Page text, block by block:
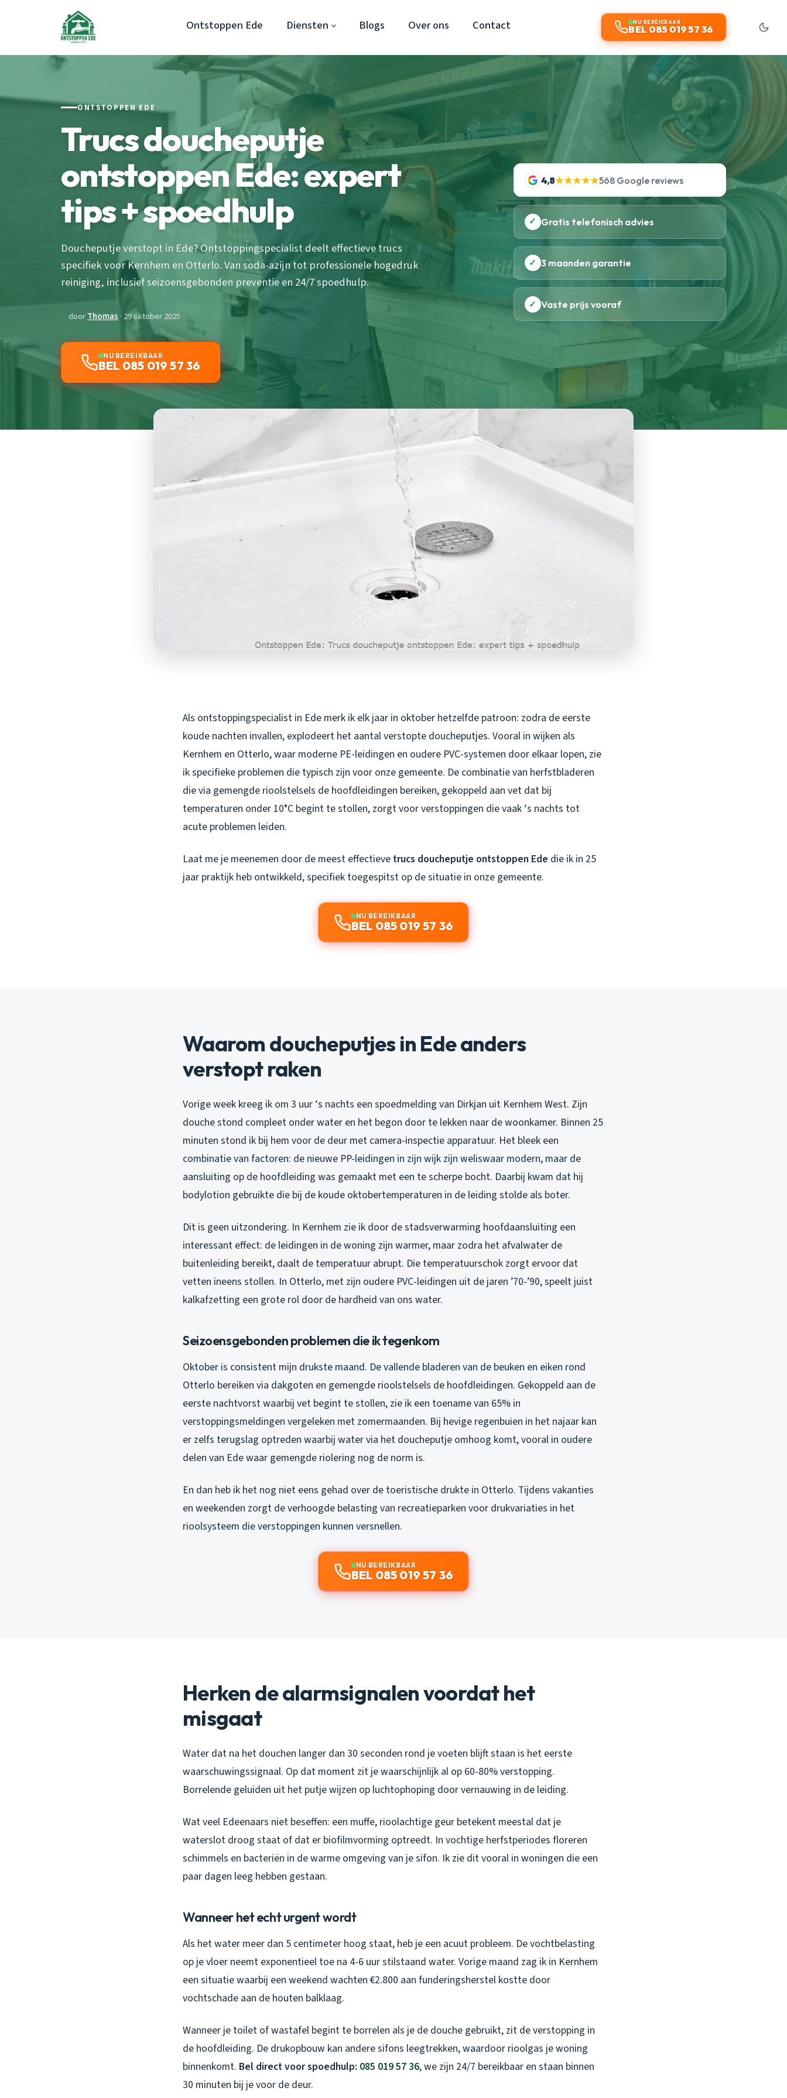
Ontstoppen Ede Diensten Blogs Over ons Contact NU BEREIKBAAR
BEL 085 019 57 36
ONTSTOPPEN EDE
Trucs doucheputje
ontstoppen Ede: expert
tips + spoedhulp
Doucheputje verstopt in Ede? Ontstoppingspecialist deelt effectieve trucs
specifiek voor Kernhem en Otterlo. Van soda-azijn tot professionele hogedruk
reiniging, inclusief seizoensgebonden preventie en 24/7 spoedhulp.
doorThomas · 29 oktober 2025
NU BEREIKBAAR
BEL 085 019 57 36
4,8★★★★★568 Google reviews
✓ Gratis telefonisch advies
✓ 3 maanden garantie
✓ Vaste prijs vooraf
Als ontstoppingspecialist in Ede merk ik elk jaar in oktober hetzelfde patroon: zodra de eerste
koude nachten invallen, explodeert het aantal verstopte doucheputjes. Vooral in wijken als
Kernhem en Otterlo, waar moderne PE-leidingen en oudere PVC-systemen door elkaar lopen, zie
ik specifieke problemen die typisch zijn voor onze gemeente. De combinatie van herfstbladeren
die via gemengde rioolstelsels de hoofdleidingen bereiken, gekoppeld aan vet dat bij
temperaturen onder 10°C begint te stollen, zorgt voor verstoppingen die vaak ‘s nachts tot
acute problemen leiden.
Laat me je meenemen door de meest effectieve trucs doucheputje ontstoppen Ede die ik in 25
jaar praktijk heb ontwikkeld, specifiek toegespitst op de situatie in onze gemeente.
NU BEREIKBAAR
BEL 085 019 57 36
Waarom doucheputjes in Ede anders
verstopt raken
Vorige week kreeg ik om 3 uur ‘s nachts een spoedmelding van Dirkjan uit Kernhem West. Zijn
douche stond compleet onder water en het begon door te lekken naar de woonkamer. Binnen 25
minuten stond ik bij hem voor de deur met camera-inspectie apparatuur. Het bleek een
combinatie van factoren: de nieuwe PP-leidingen in zijn wijk zijn weliswaar modern, maar de
aansluiting op de hoofdleiding was gemaakt met een te scherpe bocht. Daarbij kwam dat hij
bodylotion gebruikte die bij de koude oktobertemperaturen in de leiding stolde als boter.
Dit is geen uitzondering. In Kernhem zie ik door de stadsverwarming hoofdaansluiting een
interessant effect: de leidingen in de woning zijn warmer, maar zodra het afvalwater de
buitenleiding bereikt, daalt de temperatuur abrupt. Die temperatuurschok zorgt ervoor dat
vetten ineens stollen. In Otterlo, met zijn oudere PVC-leidingen uit de jaren ’70-’90, speelt juist
kalkafzetting een grote rol door de hardheid van ons water.
Seizoensgebonden problemen die ik tegenkom
Oktober is consistent mijn drukste maand. De vallende bladeren van de beuken en eiken rond
Otterlo bereiken via dakgoten en gemengde rioolstelsels de hoofdleidingen. Gekoppeld aan de
eerste nachtvorst waarbij vet begint te stollen, zie ik een toename van 65% in
verstoppingsmeldingen vergeleken met zomermaanden. Bij hevige regenbuien in het najaar kan
er zelfs terugslag optreden waarbij water via het doucheputje omhoog komt, vooral in oudere
delen van Ede waar gemengde riolering nog de norm is.
En dan heb ik het nog niet eens gehad over de toeristische drukte in Otterlo. Tijdens vakanties
en weekenden zorgt de verhoogde belasting van recreatieparken voor drukvariaties in het
rioolsysteem die verstoppingen kunnen versnellen.
NU BEREIKBAAR
BEL 085 019 57 36
Herken de alarmsignalen voordat het
misgaat
Water dat na het douchen langer dan 30 seconden rond je voeten blijft staan is het eerste
waarschuwingssignaal. Op dat moment zit je waarschijnlijk al op 60-80% verstopping.
Borrelende geluiden uit het putje wijzen op luchtophoping door vernauwing in de leiding.
Wat veel Edeenaars niet beseffen: een muffe, rioolachtige geur betekent meestal dat je
waterslot droog staat of dat er biofilmvorming optreedt. In vochtige herfstperiodes floreren
schimmels en bacteriën in de warme omgeving van je sifon. Ik zie dit vooral in woningen die een
paar dagen leeg hebben gestaan.
Wanneer het echt urgent wordt
Als het water meer dan 5 centimeter hoog staat, heb je een acuut probleem. De vochtbelasting
op je vloer neemt exponentieel toe na 4-6 uur stilstaand water. Vorige maand zag ik in Kernhem
een situatie waarbij een weekend wachten €2.800 aan funderingsherstel kostte door
vochtschade aan de houten balklaag.
Wanneer je toilet of wastafel begint te borrelen als je de douche gebruikt, zit de verstopping in
de hoofdleiding. De drukopbouw kan andere sifons leegtrekken, waardoor rioolgas je woning
binnenkomt. Bel direct voor spoedhulp: 085 019 57 36, we zijn 24/7 bereikbaar en staan binnen
30 minuten bij je voor de deur.